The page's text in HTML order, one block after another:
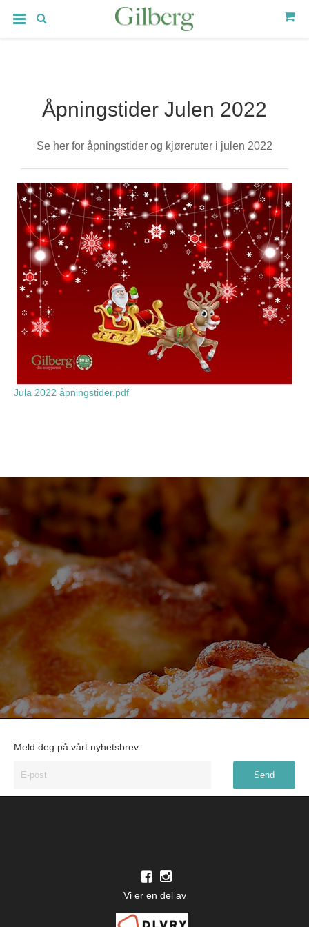
Åpningstider Julen 2022
Se her for åpningstider og kjøreruter i julen 2022
Jula 2022 åpningstider.pdf
Meld deg på vårt nyhetsbrev
Vi er en del av